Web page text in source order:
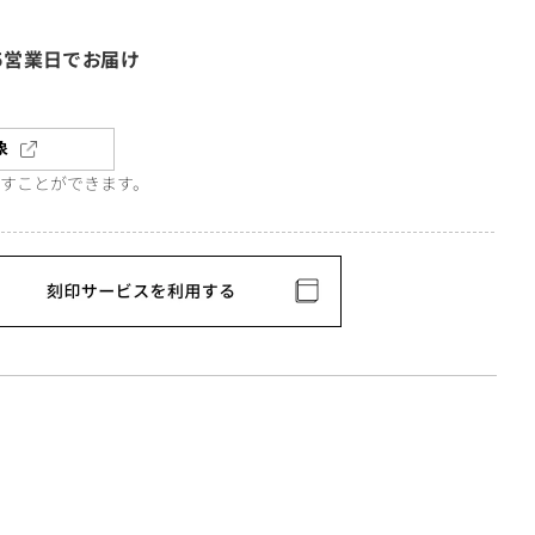
業日でお届け
ことができます。